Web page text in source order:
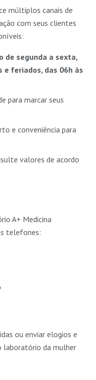
múltiplos canais de
com seus clientes
de segunda a sexta,
e feriados, das 06h às
para marcar seus
e conveniência para
valores de acordo
A+ Medicina
telefones:
ou enviar elogios e
laboratório da mulher